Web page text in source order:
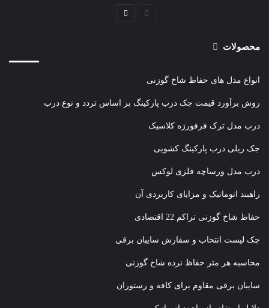
صفحه
محصولات
انواع مدل های حفاظ شاخ گوزنی
روش برآورد قیمت جک درب پارکینگ بر اساس تردد و نوع درب
درب مدل ترک فرفورژه کلاسیک
جک ریلی درب پارکینگ کشویی
درب مدل ورساچه فلزی لوکس
راهبند اتوماتیک و مزایای کاربردی آن
حفاظ شاخ گوزنی تراکم 22 اقتصادی
چک لیست انتخاب و سفارش سایبان برقی
محاسبه هر متر حفاظ نرده شاخ گوزنی
سایبان برقی مقاوم برای کافه و رستوران